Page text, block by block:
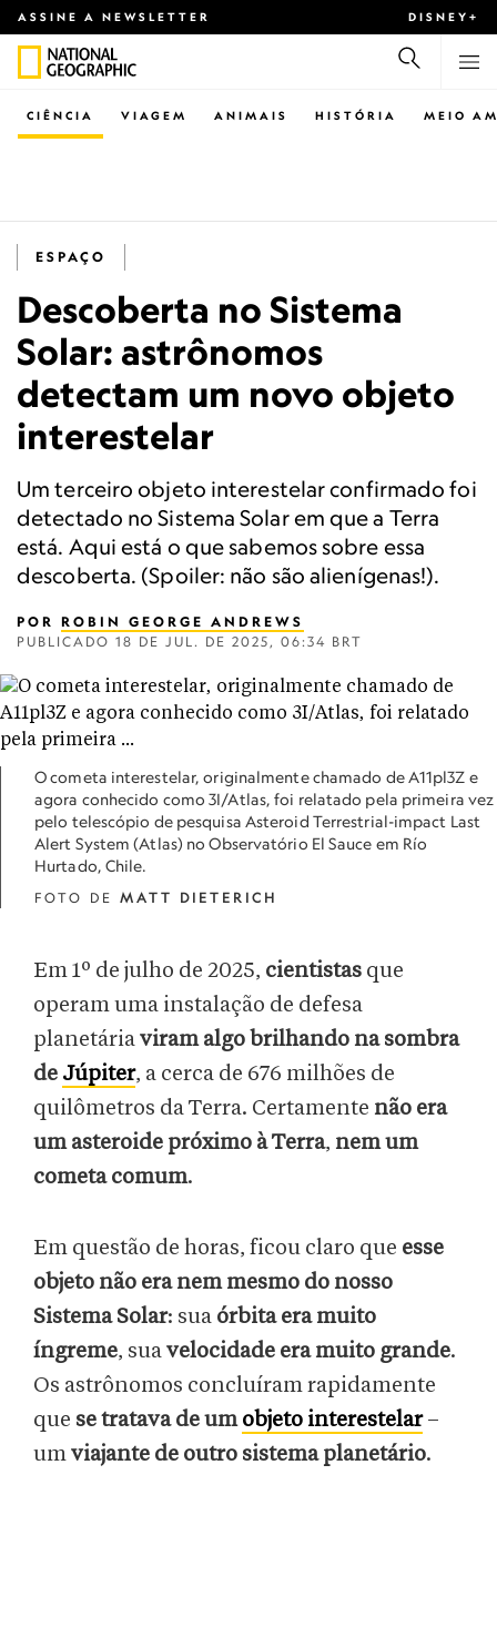
ASSINE A NEWSLETTER DISNEY+
CIÊNCIA VIAGEM ANIMAIS HISTÓRIA MEIO
ESPAÇO
Descoberta no Sistema
Solar: astrônomos
detectam um novo objeto
interestelar
Um terceiro objeto interestelar confirmado foi
detectado no Sistema Solar em que a Terra
está. Aqui está o que sabemos sobre essa
descoberta. (Spoiler: não são alienígenas!).
POR ROBIN GEORGE ANDREWS
PUBLICADO 18 DE JUL. DE 2025, 06:34 BRT
O cometa interestelar, originalmente chamado de A11pl3Z e
agora conhecido como 3I/Atlas, foi relatado pela primeira vez
pelo telescópio de pesquisa Asteroid Terrestrial-impact Last
Alert System (Atlas) no Observatório El Sauce em Río
Hurtado, Chile.
FOTO DE MATT DIETERICH
Em 1º de julho de 2025, cientistas que
operam uma instalação de defesa
planetáriaviram algo brilhando na sombra
de Júpiter, a cerca de 676 milhões de
quilômetros da Terra. Certamente não era
um asteroide próximo à Terra, nem um
cometa comum.
Em questão de horas, ficou claro que esse
objeto não era nem mesmo do nosso
Sistema Solar: sua órbita era muito
íngreme, suavelocidade era muito grande.
Os astrônomos concluíram rapidamente
que se tratava de umobjeto interestelar–
umviajante de outro sistema planetário.